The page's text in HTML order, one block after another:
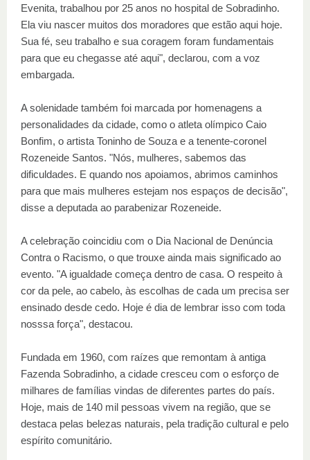
Evenita, trabalhou por 25 anos no hospital de Sobradinho.
Ela viu nascer muitos dos moradores que estão aqui hoje.
Sua fé, seu trabalho e sua coragem foram fundamentais
para que eu chegasse até aqui", declarou, com a voz
embargada.
A solenidade também foi marcada por homenagens a
personalidades da cidade, como o atleta olímpico Caio
Bonfim, o artista Toninho de Souza e a tenente-coronel
Rozeneide Santos. "Nós, mulheres, sabemos das
dificuldades. E quando nos apoiamos, abrimos caminhos
para que mais mulheres estejam nos espaços de decisão",
disse a deputada ao parabenizar Rozeneide.
A celebração coincidiu com o Dia Nacional de Denúncia
Contra o Racismo, o que trouxe ainda mais significado ao
evento. "A igualdade começa dentro de casa. O respeito à
cor da pele, ao cabelo, às escolhas de cada um precisa ser
ensinado desde cedo. Hoje é dia de lembrar isso com toda
nosssa força", destacou.
Fundada em 1960, com raízes que remontam à antiga
Fazenda Sobradinho, a cidade cresceu com o esforço de
milhares de famílias vindas de diferentes partes do país.
Hoje, mais de 140 mil pessoas vivem na região, que se
destaca pelas belezas naturais, pela tradição cultural e pelo
espírito comunitário.